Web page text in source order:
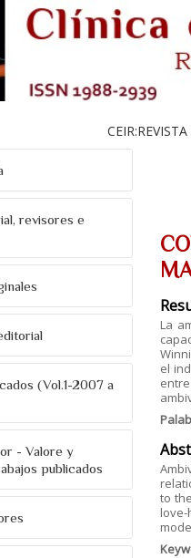
revisores e
(Vol.1-2007 a
- Valore y
publicados
La
el
to